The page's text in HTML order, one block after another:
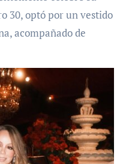
30, optó por un vestido
acompañado de